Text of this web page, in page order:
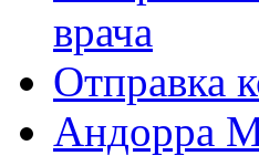
врача
Отправка
Андорра